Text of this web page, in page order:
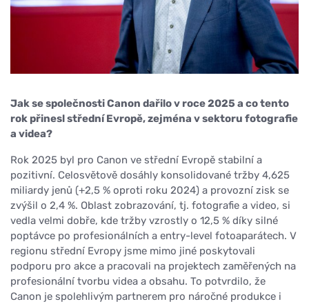
Jak se společnosti Canon dařilo v roce 2025 a co tento
rok přinesl střední Evropě, zejména v sektoru fotografie
a videa?
Rok 2025 byl pro Canon ve střední Evropě stabilní a
pozitivní. Celosvětově dosáhly konsolidované tržby 4,625
miliardy jenů (+2,5 % oproti roku 2024) a provozní zisk se
zvýšil o 2,4 %. Oblast zobrazování, tj. fotografie a video, si
vedla velmi dobře, kde tržby vzrostly o 12,5 % díky silné
poptávce po profesionálních a entry-level fotoaparátech. V
regionu střední Evropy jsme mimo jiné poskytovali
podporu pro akce a pracovali na projektech zaměřených na
profesionální tvorbu videa a obsahu. To potvrdilo, že
Canon je spolehlivým partnerem pro náročné produkce i